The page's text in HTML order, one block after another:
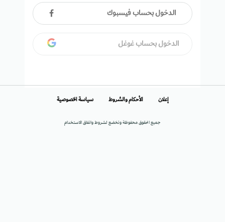
الدخول بحساب فيسبوك
الدخول بحساب غوغل
جميع الحقوق محفوظة وتخضع لشروط واتفاق الاستخدام
إعلان الأحكام والشروط سياسة الخصوصية